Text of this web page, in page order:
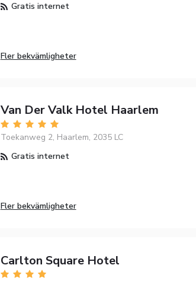
Gratis internet
Fler bekvämligheter
Van Der Valk Hotel Haarlem
Toekanweg 2, Haarlem, 2035 LC
Gratis internet
Fler bekvämligheter
Carlton Square Hotel